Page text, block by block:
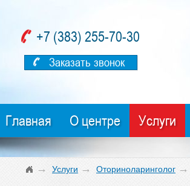
+7 (383) 255-70-30
Заказать звонок
Главная О центре Услуги
→ Услуги → Оториноларинголог →